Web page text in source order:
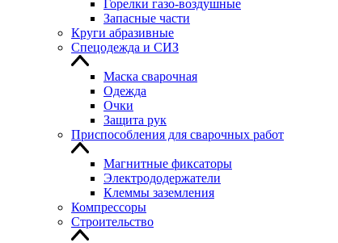
Горелки газо-воздушные
Запасные части
Круги абразивные
Спецодежда и СИЗ
Маска сварочная
Одежда
Очки
Защита рук
Приспособления для сварочных работ
Магнитные фиксаторы
Электрододержатели
Клеммы заземления
Компрессоры
Строительство